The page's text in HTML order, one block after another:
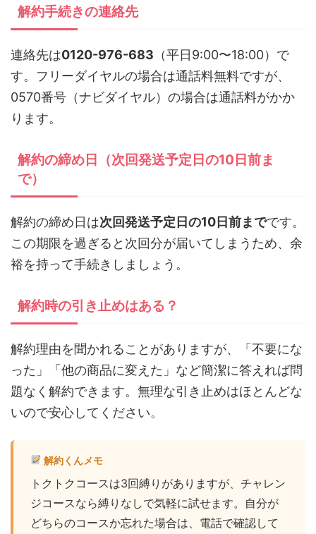
解約手続きの連絡先
連絡先は0120-976-683 （平日9:00〜18:00）で
す。フリーダイヤルの場合は通話料無料ですが、
0570番号（ナビダイヤル）の場合は通話料がかか
ります。
解約の締め日（次回発送予定日の10日前ま
で）
解約の締め日は次回発送予定日の10日前までです。
この期限を過ぎると次回分が届いてしまうため、余
裕を持って手続きしましょう。
解約時の引き止めはある？
解約理由を聞かれることがありますが、「不要にな
った」「他の商品に変えた」など簡潔に答えれば問
題なく解約できます。無理な引き止めはほとんどな
いので安心してください。
解約くんメモ
トクトクコースは3回縛りがありますが、チャレン
ジコースなら縛りなしで気軽に試せます。自分が
どちらのコースか忘れた場合は、電話で確認して